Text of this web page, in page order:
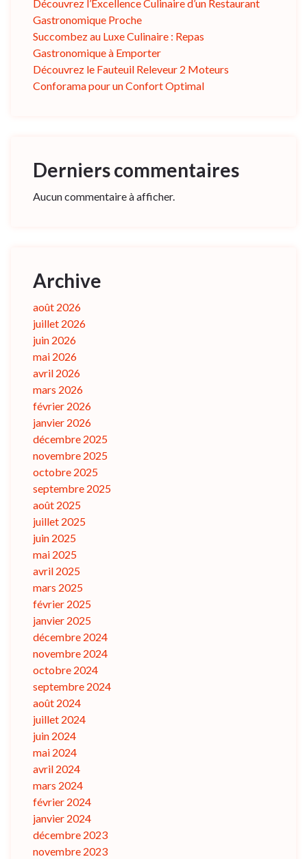
Découvrez l’Excellence Culinaire d’un Restaurant
Gastronomique Proche
Succombez au Luxe Culinaire : Repas
Gastronomique à Emporter
Découvrez le Fauteuil Releveur 2 Moteurs
Conforama pour un Confort Optimal
Derniers commentaires
Aucun commentaire à afficher.
Archive
août 2026
juillet 2026
juin 2026
mai 2026
avril 2026
mars 2026
février 2026
janvier 2026
décembre 2025
novembre 2025
octobre 2025
septembre 2025
août 2025
juillet 2025
juin 2025
mai 2025
avril 2025
mars 2025
février 2025
janvier 2025
décembre 2024
novembre 2024
octobre 2024
septembre 2024
août 2024
juillet 2024
juin 2024
mai 2024
avril 2024
mars 2024
février 2024
janvier 2024
décembre 2023
novembre 2023